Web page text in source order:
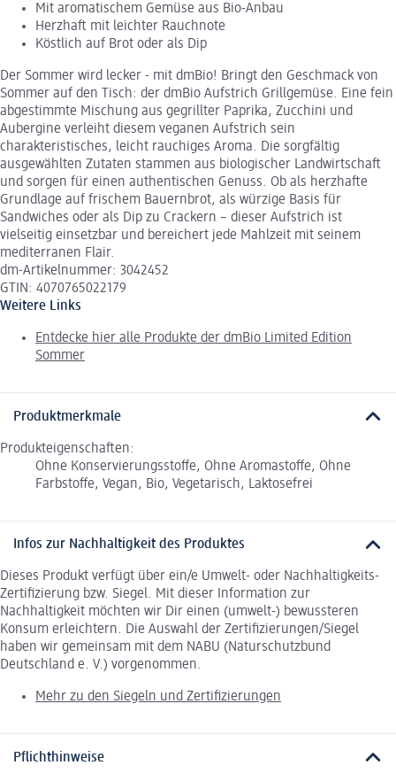
Mit aromatischem Gemüse aus Bio-Anbau
Herzhaft mit leichter Rauchnote
Köstlich auf Brot oder als Dip
Der Sommer wird lecker - mit dmBio! Bringt den Geschmack von
Sommer auf den Tisch: der dmBio Aufstrich Grillgemüse. Eine fein
abgestimmte Mischung aus gegrillter Paprika, Zucchini und
Aubergine verleiht diesem veganen Aufstrich sein
charakteristisches, leicht rauchiges Aroma. Die sorgfältig
ausgewählten Zutaten stammen aus biologischer Landwirtschaft
und sorgen für einen authentischen Genuss. Ob als herzhafte
Grundlage auf frischem Bauernbrot, als würzige Basis für
Sandwiches oder als Dip zu Crackern – dieser Aufstrich ist
vielseitig einsetzbar und bereichert jede Mahlzeit mit seinem
mediterranen Flair.
dm-Artikelnummer: 3042452
GTIN: 4070765022179
Weitere Links
Entdecke hier alle Produkte der dmBio Limited Edition
Sommer
Produktmerkmale
Produkteigenschaften:
Ohne Konservierungsstoffe, Ohne Aromastoffe, Ohne
Farbstoffe, Vegan, Bio, Vegetarisch, Laktosefrei
Infos zur Nachhaltigkeit des Produktes
Dieses Produkt verfügt über ein/e Umwelt- oder Nachhaltigkeits-
Zertifizierung bzw. Siegel. Mit dieser Information zur
Nachhaltigkeit möchten wir Dir einen (umwelt-) bewussteren
Konsum erleichtern. Die Auswahl der Zertifizierungen/Siegel
haben wir gemeinsam mit dem NABU (Naturschutzbund
Deutschland e. V.) vorgenommen.
Mehr zu den Siegeln und Zertifizierungen
Pflichthinweise